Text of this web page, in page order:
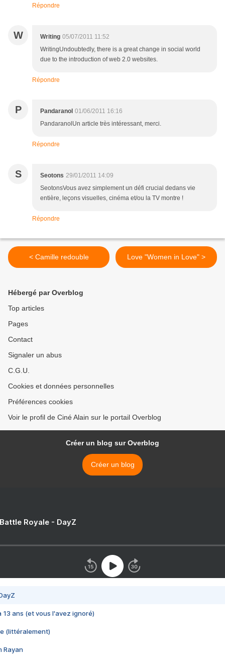
Répondre
W Writing 05/07/2011 11:52
WritingUndoubtedly, there is a great change in social world
due to the introduction of web 2.0 websites.
Répondre
P Pandaranol 01/06/2011 16:16
PandaranolUn article très intéressant, merci.
Répondre
S Seotons 29/01/2011 14:09
SeotonsVous avez simplement un défi crucial dedans vie
entière, leçons visuelles, cinéma et/ou la TV montre !
Répondre
< Camille redouble Love "Women in Love" >
Hébergé par Overblog
Top articles
Pages
Contact
Signaler un abus
C.G.U.
Cookies et données personnelles
Préférences cookies
Voir le profil de Ciné Alain sur le portail Overblog
Créer un blog sur Overblog
Créer un blog
Royale - DayZ
13 ans (et vous l'avez ignoré)
(littéralement)
Rayan